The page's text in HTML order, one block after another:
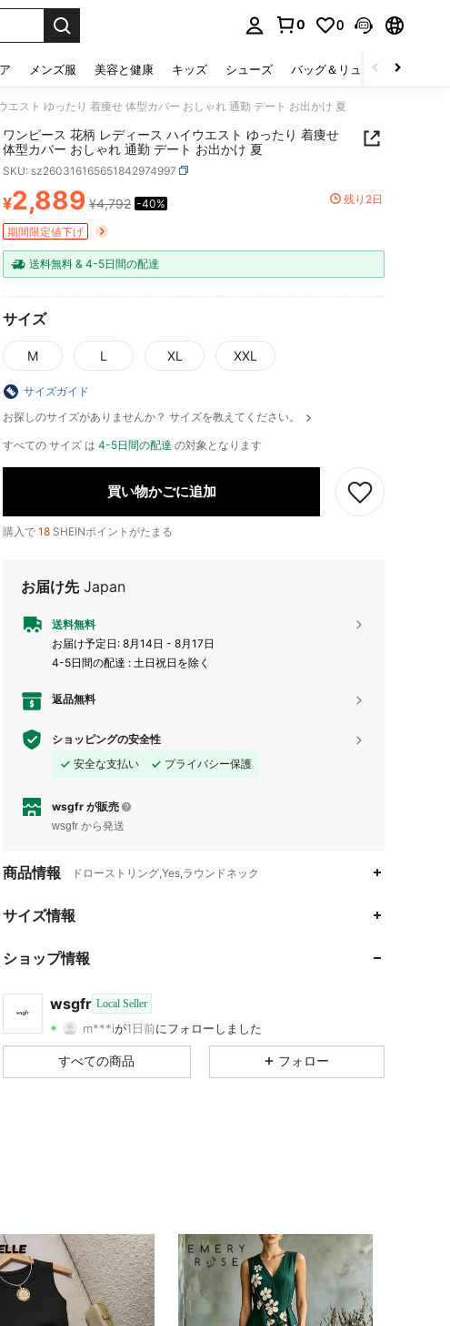
0 0
メンズ服 美容と健康 キッズ シューズ バッグ＆リュック
エスト ゆったり 着痩せ 体型カバー おしゃれ 通勤 デート お出かけ 夏
ワンピース 花柄 レディース ハイウエスト ゆったり 着痩せ
体型カバー おしゃれ 通勤 デート お出かけ 夏
SKU: sz260316165651842974997
PRICE AND AVAILABILITY
¥2,889 ¥4,792 -40% 残り2日
期間限定値下げ
送料無料 & 4-5日間の配達
サイズ
M L XL XXL
サイズガイド
お探しのサイズがありませんか？ サイズを教えてください。
すべての サイズ は 4-5日間の配達 の対象となります
買い物かごに追加
購入で 18 SHEINポイントがたまる
お届け先 Japan
送料無料
お届け予定日: 8月14日 - 8月17日
4-5日間の配達 : 土日祝日を除く
返品無料
ショッピングの安全性
安全な支払い
プライバシー保護
wsgfr が販売
wsgfr から発送
商品情報 ドローストリング,Yes,ラウンドネック
サイズ情報
ショップ情報
wsgfr Local Seller
4.65
4.65
139
m***iが1日前
4.65 評価 139商品 8 フォロワー
4.65
4.65 139 8
4.65 139 8
すべての商品 フォロー